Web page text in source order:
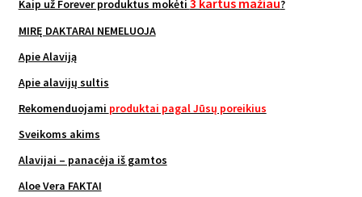
Kaip už Forever produktus mokėti
?
MIRĘ DAKTARAI NEMELUOJA
Apie Alaviją
Apie alavijų sultis
Rekomenduojami produktai pagal Jūsų poreikius
Sveikoms akims
Alavijai – panacėja iš gamtos
Aloe Vera FAKTAI